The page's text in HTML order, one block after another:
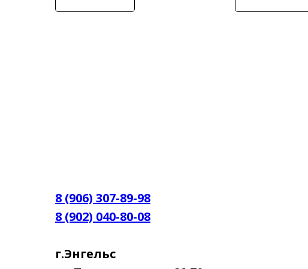
8 (906) 307-89-98
8 (902) 040-80-08
г.Энгельс